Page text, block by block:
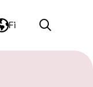
Fi Haku